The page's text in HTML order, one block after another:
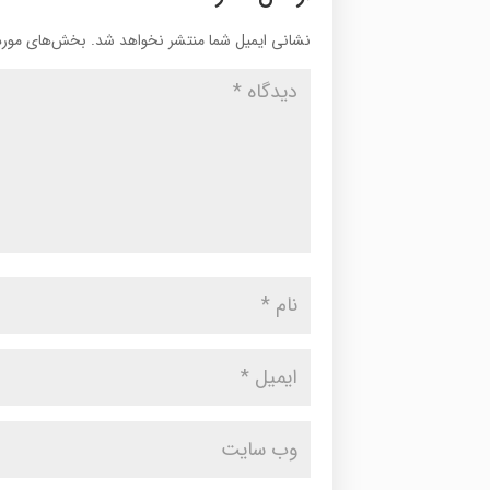
نشانی ایمیل شما منتشر نخواهد شد. بخش‌های